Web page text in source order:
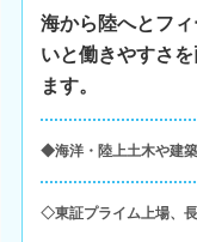
海から陸へとフ
いと働きやすさ
ます。
◆海洋・陸上土木や建
◇東証プライム上場、